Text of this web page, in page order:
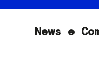
News e